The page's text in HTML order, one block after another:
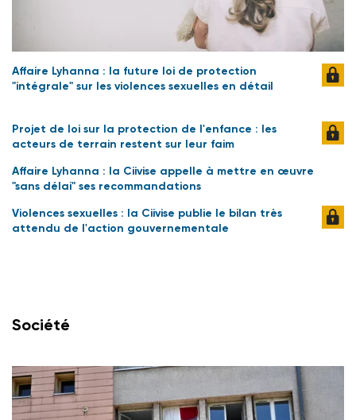
Affaire Lyhanna : la future loi de protection
"intégrale" sur les violences sexuelles en détail
Projet de loi sur la protection de l'enfance : les
acteurs de terrain restent sur leur faim
Affaire Lyhanna : la Ciivise appelle à mettre en œuvre
"sans délai" ses recommandations
Violences sexuelles : la Ciivise publie le bilan très
attendu de l'action gouvernementale
Société